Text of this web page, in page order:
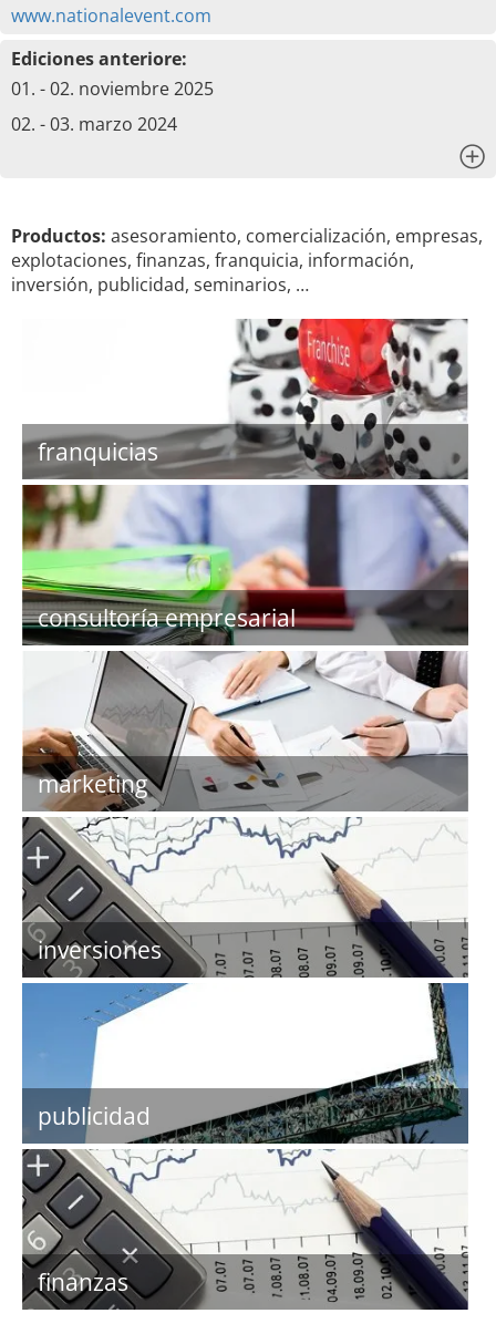
www.nationalevent.com
Ediciones anteriore:
01. - 02. noviembre 2025
02. - 03. marzo 2024
Productos: asesoramiento, comercialización, empresas,
explotaciones, finanzas, franquicia, información,
inversión, publicidad, seminarios, …
franquicias
consultoría empresarial
marketing
inversiones
publicidad
finanzas